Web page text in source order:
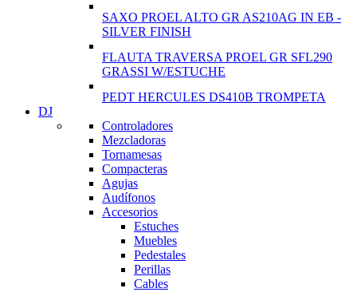
SAXO PROEL ALTO GR AS210AG IN EB -
SILVER FINISH
FLAUTA TRAVERSA PROEL GR SFL290
GRASSI W/ESTUCHE
PEDT HERCULES DS410B TROMPETA
DJ
Controladores
Mezcladoras
Tornamesas
Compacteras
Agujas
Audífonos
Accesorios
Estuches
Muebles
Pedestales
Perillas
Cables